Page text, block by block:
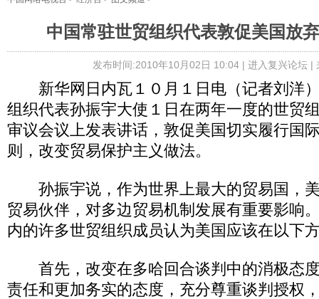
中国常驻世贸组织代表敦促美国放
发布时间:2010年10月02日 10:04 | 进入复兴论坛|
新华网日内瓦１０月１日电（记者刘洋
组织代表孙振宇大使１日在两年一度的世贸
审议会议上发表讲话，敦促美国切实履行国
则，改变贸易保护主义做法。
孙振宇说，作为世界上最大的贸易国，
贸易伙伴，对多边贸易机制发展有重要影响
内的许多世贸组织成员认为美国应该在以下
首先，改变在多哈回合谈判中的消极态
责任和更加务实的态度，充分尊重谈判授权